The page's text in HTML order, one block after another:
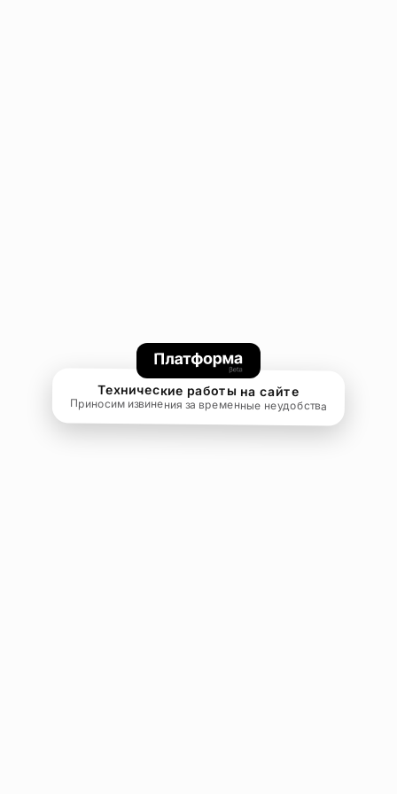
Технические работы на сайте
Приносим извинения за временные неудобства